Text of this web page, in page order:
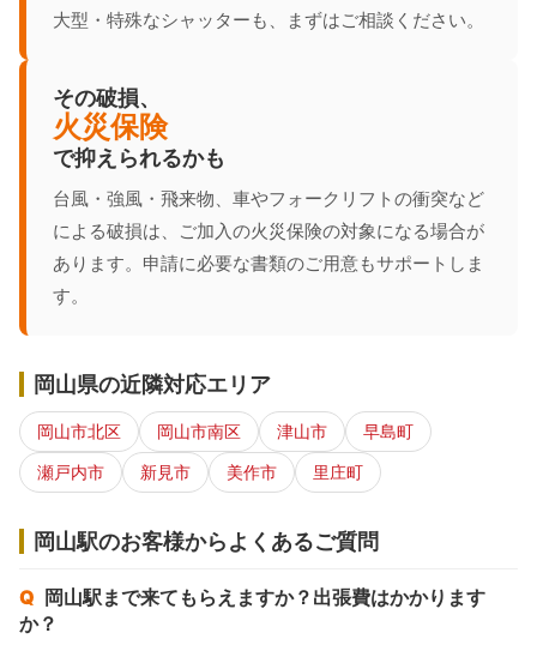
大型・特殊なシャッターも、まずはご相談ください。
その破損、
火災保険
で抑えられるかも
台風・強風・飛来物、車やフォークリフトの衝突など
による破損は、ご加入の火災保険の対象になる場合が
あります。申請に必要な書類のご用意もサポートしま
す。
岡山県の近隣対応エリア
岡山市北区 岡山市南区 津山市
早島町
瀬戸内市
新見市 美作市 里庄町
岡山駅のお客様からよくあるご質問
岡山駅まで来てもらえますか？出張費はかかります
か？